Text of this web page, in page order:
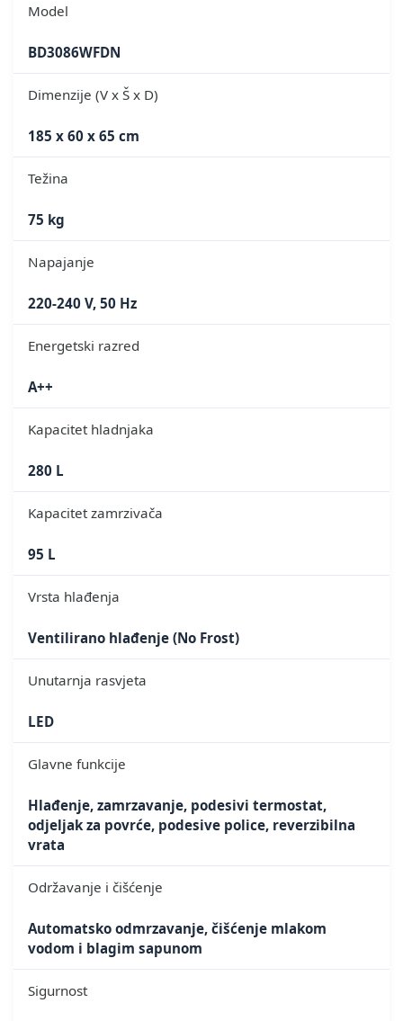
Model
BD3086WFDN
Dimenzije (V x Š x D)
185 x 60 x 65 cm
Težina
75 kg
Napajanje
220-240 V, 50 Hz
Energetski razred
A++
Kapacitet hladnjaka
280 L
Kapacitet zamrzivača
95 L
Vrsta hlađenja
Ventilirano hlađenje (No Frost)
Unutarnja rasvjeta
LED
Glavne funkcije
Hlađenje, zamrzavanje, podesivi termostat,
odjeljak za povrće, podesive police, reverzibilna
vrata
Održavanje i čišćenje
Automatsko odmrzavanje, čišćenje mlakom
vodom i blagim sapunom
Sigurnost